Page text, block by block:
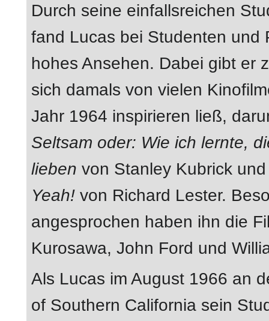
Durch seine einfallsreichen
fand Lucas bei Studenten und
hohes Ansehen. Dabei gibt er
sich damals von vielen
Jahr 1964 inspirieren ließ,
Seltsam oder: Wie ich lernte,
lieben von Stanley Kubrick
Yeah! von Richard Lester.
angesprochen haben ihn die
Kurosawa, John Ford und
Als Lucas im August 1966 an
of Southern California sein